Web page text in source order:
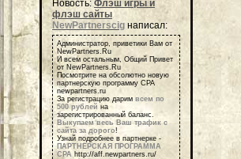
Новость:Флэш игры и
флэш сайты
NewPartnerscig написал:
Администратор, приветики Вам от
NewPartners.Ru
И всем остальным, Общий Привет
от NewPartners.Ru
Посмотрите на обсолютно новую
партнерскую программу СРА
newpartners.ru
За регистрацию дарим всем по
500 рублей на
зарегистрированный баланс.
Выкупаем весь Ваш трафик с
сайта за дорого!
Узнай подробнее в партнерке -
ПАРТНЕРСКАЯ ПРОГРАММА
СРА http://aff.newpartners.ru/